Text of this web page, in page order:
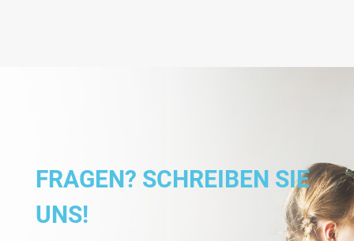
FRAGEN? SCHREIBEN SIE
UNS!